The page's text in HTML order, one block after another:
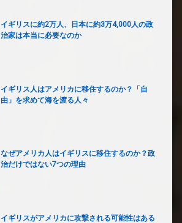
イギリスに約2万人、日本に約3万4,000人の政
治家は本当に必要なのか
イギリス人はアメリカに移住するのか？「自
由」を求めて海を渡る人々
なぜアメリカ人はイギリスに移住するのか？政
治だけではない7つの理由
イギリスがアメリカに攻撃される可能性はある